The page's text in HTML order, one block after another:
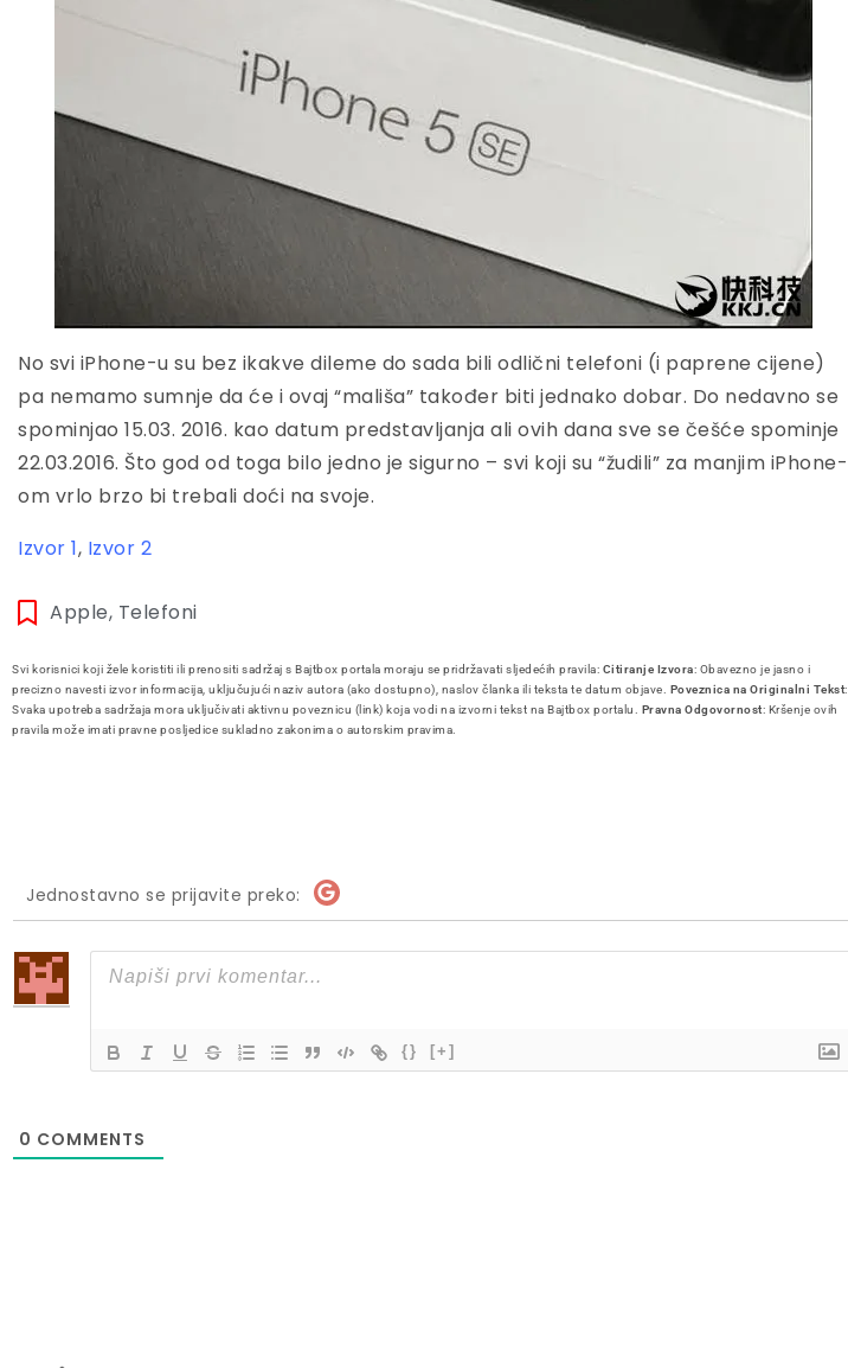
No svi iPhone-u su bez ikakve dileme do sada bili odlični telefoni (i paprene cijene)
pa nemamo sumnje da će i ovaj “mališa” također biti jednako dobar. Do nedavno se
spominjao 15.03. 2016. kao datum predstavljanja ali ovih dana sve se češće spominje
22.03.2016. Što god od toga bilo jedno je sigurno – svi koji su “žudili” za manjim iPhone-
om vrlo brzo bi trebali doći na svoje.
Izvor 1, Izvor 2
Apple, Telefoni
Svi korisnici koji žele koristiti ili prenositi sadržaj s Bajtbox portala moraju se pridržavati sljedećih pravila: Citiranje Izvora: Obavezno je jasno i
precizno navesti izvor informacija, uključujući naziv autora (ako dostupno), naslov članka ili teksta te datum objave. Poveznica na Originalni Tekst:
Svaka upotreba sadržaja mora uključivati aktivnu poveznicu (link) koja vodi na izvorni tekst na Bajtbox portalu. Pravna Odgovornost: Kršenje ovih
pravila može imati pravne posljedice sukladno zakonima o autorskim pravima.
Jednostavno se prijavite preko:
{} [+]
0 COMMENTS